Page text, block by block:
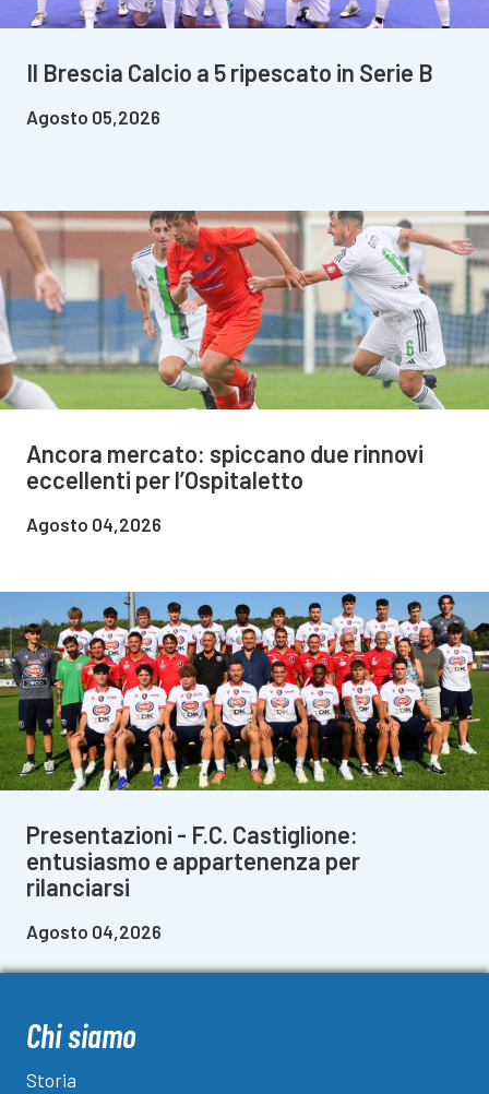
Il Brescia Calcio a 5 ripescato in Serie B
Agosto 05,2026
Ancora mercato: spiccano due rinnovi
eccellenti per l’Ospitaletto
Agosto 04,2026
Presentazioni - F.C. Castiglione:
entusiasmo e appartenenza per
rilanciarsi
Agosto 04,2026
Chi siamo
Storia